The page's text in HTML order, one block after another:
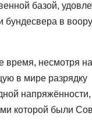
базой,
бундесвера в
время, несмотря на
в мире разрядку
напряжённости,
которой были